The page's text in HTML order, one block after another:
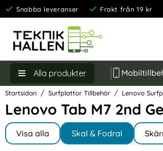
Snabba leveranser Frakt från 19 kr
Alla produkter
Startsidan Surfplattor Tillbehör Lenovo
Lenovo Tab M7 2nd
Hoppa
produkter
Underkategorier
Visa alla
I Tab M7 Gen 2 Skal & Fodral